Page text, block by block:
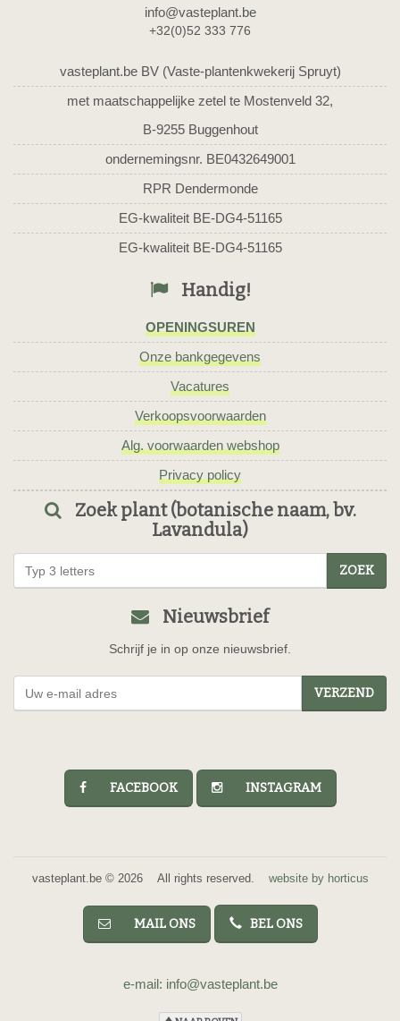
info@vasteplant.be
+32(0)52 333 776
vasteplant.be BV (Vaste-plantenkwekerij Spruyt)
met maatschappelijke zetel te Mostenveld 32,
B-9255 Buggenhout
ondernemingsnr. BE0432649001
RPR Dendermonde
EG-kwaliteit BE-DG4-51165
EG-kwaliteit BE-DG4-51165
Handig!
OPENINGSUREN
Onze bankgegevens
Vacatures
Verkoopsvoorwaarden
Alg. voorwaarden webshop
Privacy policy
Zoek plant (botanische naam, bv.
Lavandula)
ZOEK
Nieuwsbrief
Schrijf je in op onze nieuwsbrief.
VERZEND
FACEBOOK INSTAGRAM
vasteplant.be © 2026 All rights reserved. website by horticus
MAIL ONS BEL ONS
e-mail: info@vasteplant.be